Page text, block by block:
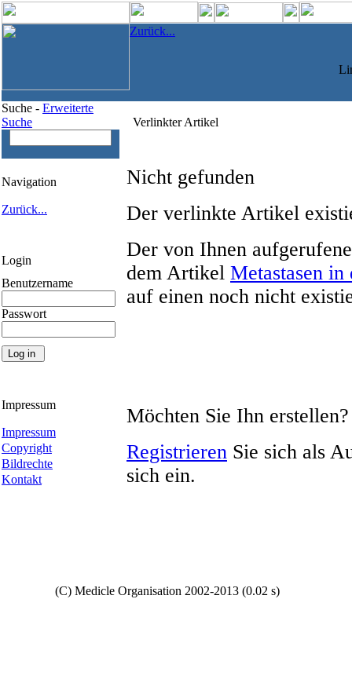
Zurück...
Suche - Erweiterte
Suche
Navigation
Zurück...
Login
Benutzername
Passwort
Impressum
Impressum
Copyright
Bildrechte
Kontakt
Verlinkter Artikel
Nicht gefunden
Der verlinkte Artikel
Der von Ihnen
dem Artikel Metastasen in
auf einen noch nicht
Möchten Sie Ihn erstellen?
Registrieren Sie sich als
sich ein.
(C) Medicle Organisation 2002-2013 (0.02 s)